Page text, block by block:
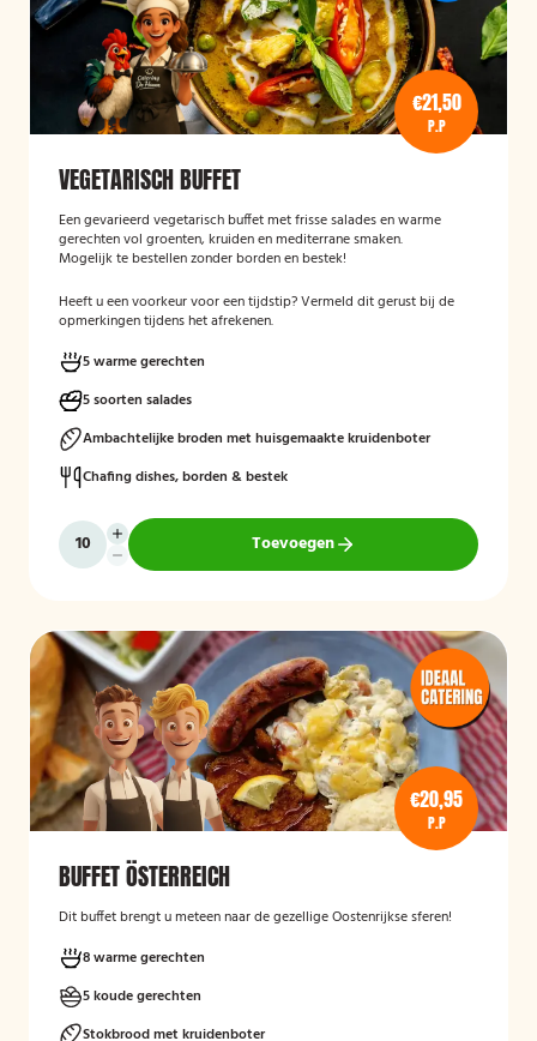
€21,50
P.P
VEGETARISCH BUFFET
Een gevarieerd vegetarisch buffet met frisse salades en warme
gerechten vol groenten, kruiden en mediterrane smaken.
Mogelijk te bestellen zonder borden en bestek!
Heeft u een voorkeur voor een tijdstip? Vermeld dit gerust bij de
opmerkingen tijdens het afrekenen.
5 warme gerechten
5 soorten salades
Ambachtelijke broden met huisgemaakte kruidenboter
Chafing dishes, borden & bestek
Toevoegen
€20,95
P.P
BUFFET ÖSTERREICH
Dit buffet brengt u meteen naar de gezellige Oostenrijkse sferen!
8 warme gerechten
5 koude gerechten
Stokbrood met kruidenboter